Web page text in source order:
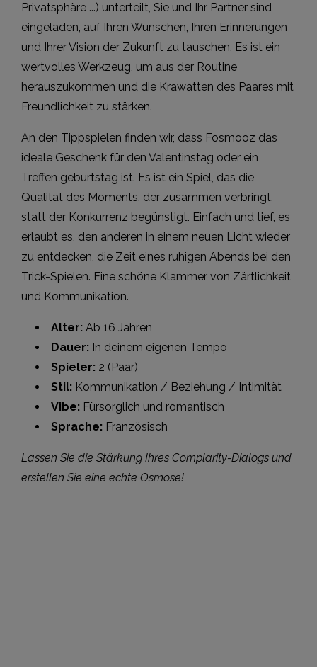
Privatsphäre ...) unterteilt, Sie und Ihr Partner sind
eingeladen, auf Ihren Wünschen, Ihren Erinnerungen
und Ihrer Vision der Zukunft zu tauschen. Es ist ein
wertvolles Werkzeug, um aus der Routine
herauszukommen und die Krawatten des Paares mit
Freundlichkeit zu stärken.
An den Tippspielen finden wir, dass Fosmooz das
ideale Geschenk für den Valentinstag oder ein
Treffen geburtstag ist. Es ist ein Spiel, das die
Qualität des Moments, der zusammen verbringt,
statt der Konkurrenz begünstigt. Einfach und tief, es
erlaubt es, den anderen in einem neuen Licht wieder
zu entdecken, die Zeit eines ruhigen Abends bei den
Trick-Spielen. Eine schöne Klammer von Zärtlichkeit
und Kommunikation.
Alter: Ab 16 Jahren
Dauer: In deinem eigenen Tempo
Spieler: 2 (Paar)
Stil: Kommunikation / Beziehung / Intimität
Vibe: Fürsorglich und romantisch
Sprache: Französisch
Lassen Sie die Stärkung Ihres Complarity-Dialogs und
erstellen Sie eine echte Osmose!